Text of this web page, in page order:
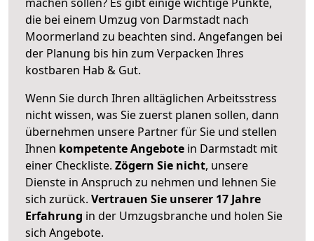
die bei einem Umzug von Darmstadt nach
Moormerland zu beachten sind. Angefangen bei
der Planung bis hin zum Verpacken Ihres
kostbaren Hab & Gut.
Wenn Sie durch Ihren alltäglichen Arbeitsstress
nicht wissen, was Sie zuerst planen sollen, dann
übernehmen unsere Partner für Sie und stellen
Ihnen kompetente Angebote in Darmstadt mit
einer Checkliste. Zögern Sie nicht, unsere
Dienste in Anspruch zu nehmen und lehnen Sie
sich zurück. Vertrauen Sie unserer 17 Jahre
Erfahrung in der Umzugsbranche und holen Sie
sich Angebote.